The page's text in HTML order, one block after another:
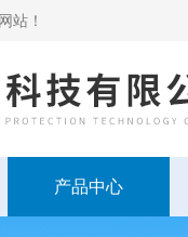
站！
产品中心